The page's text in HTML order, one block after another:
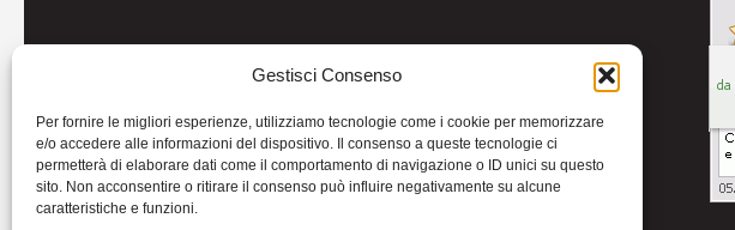
Gestisci Consenso
Per fornire le migliori esperienze, utilizziamo tecnologie come i cookie per memorizzare
e/o accedere alle informazioni del dispositivo. Il consenso a queste tecnologie ci
permetterà di elaborare dati come il comportamento di navigazione o ID unici su questo
sito. Non acconsentire o ritirare il consenso può influire negativamente su alcune
caratteristiche e funzioni.